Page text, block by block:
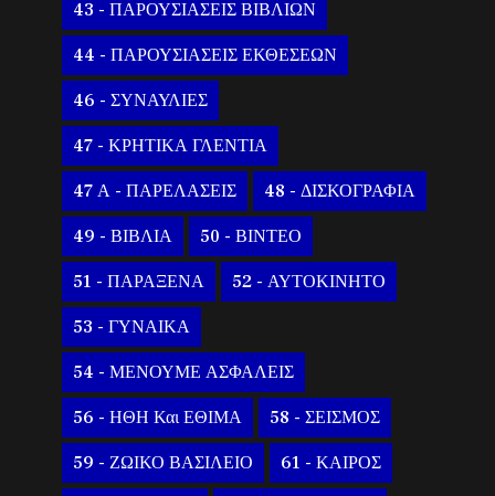
43 - ΠΑΡΟΥΣΙΑΣΕΙΣ ΒΙΒΛΙΩΝ
44 - ΠΑΡΟΥΣΙΑΣΕΙΣ ΕΚΘΕΣΕΩΝ
46 - ΣΥΝΑΥΛΙΕΣ
47 - ΚΡΗΤΙΚΑ ΓΛΕΝΤΙΑ
47 Α - ΠΑΡΕΛΑΣΕΙΣ 48 - ΔΙΣΚΟΓΡΑΦΙΑ
49 - ΒΙΒΛΙΑ 50 - ΒΙΝΤΕΟ
51 - ΠΑΡΑΞΕΝΑ 52 - ΑΥΤΟΚΙΝΗΤΟ
53 - ΓΥΝΑΙΚΑ
54 - ΜΕΝΟΥΜΕ ΑΣΦΑΛΕΙΣ
56 - ΗΘΗ Και ΕΘΙΜΑ 58 - ΣΕΙΣΜΟΣ
59 - ΖΩΙΚΟ ΒΑΣΙΛΕΙΟ 61 - ΚΑΙΡΟΣ